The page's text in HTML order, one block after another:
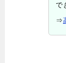
で
⇒